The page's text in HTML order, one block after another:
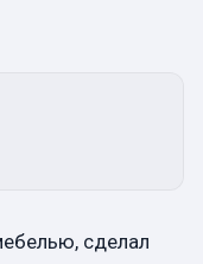
сделал